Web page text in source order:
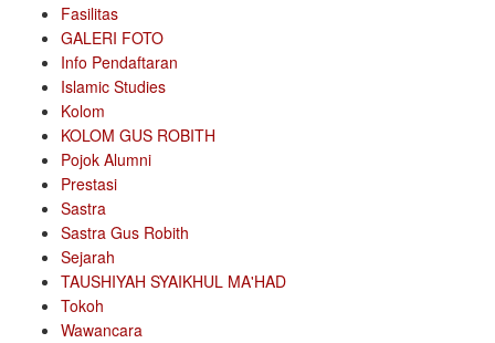
Fasilitas
GALERI FOTO
Info Pendaftaran
Islamic Studies
Kolom
KOLOM GUS ROBITH
Pojok Alumni
Prestasi
Sastra
Sastra Gus Robith
Sejarah
TAUSHIYAH SYAIKHUL MA'HAD
Tokoh
Wawancara